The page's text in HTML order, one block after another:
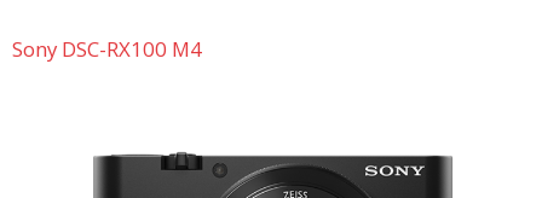
Sony DSC-RX100 M4